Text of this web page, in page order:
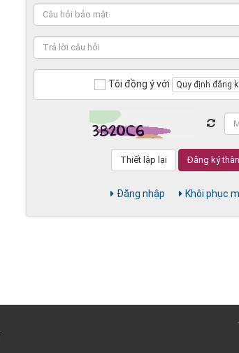
Tôi đồng ý với Quy định đăng
Đăng nhập Khôi phục